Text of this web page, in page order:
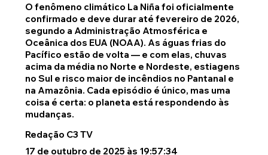
O fenômeno climático La Niña foi oficialmente
confirmado e deve durar até fevereiro de 2026,
segundo a Administração Atmosférica e
Oceânica dos EUA (NOAA). As águas frias do
Pacífico estão de volta — e com elas, chuvas
acima da média no Norte e Nordeste, estiagens
no Sul e risco maior de incêndios no Pantanal e
na Amazônia. Cada episódio é único, mas uma
coisa é certa: o planeta está respondendo às
mudanças.
Redação C3 TV
17 de outubro de 2025 às 19:57:34